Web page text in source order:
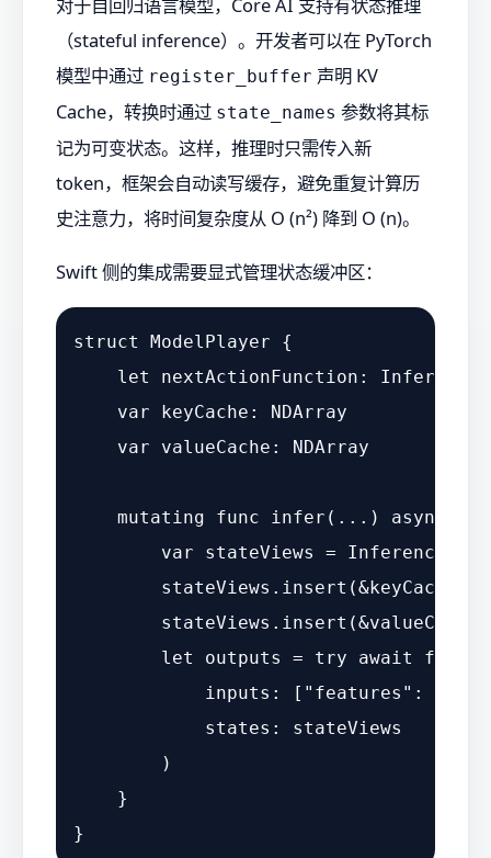
对于自回归语言模型，Core AI 支持有状态推理
（stateful inference）。开发者可以在 PyTorch
模型中通过 register_buffer 声明 KV
Cache，转换时通过 state_names 参数将其标
记为可变状态。这样，推理时只需传入新
token，框架会自动读写缓存，避免重复计算历
史注意力，将时间复杂度从 O (n²) 降到 O (n)。
Swift 侧的集成需要显式管理状态缓冲区：
struct ModelPlayer {
let
nextActionFunction:
var keyCache:
NDArray
var valueCache: NDArray
mutating func infer ( ... ) async
var stateViews =
        stateViews.insert(
&
        stateViews.insert(
&
let
outputs = try await
            inputs: [
"features" :
            states: stateViews
        )
    }